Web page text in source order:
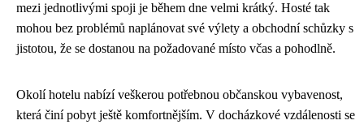
mezi jednotlivými spoji je během dne velmi krátký. Hosté tak
mohou bez problémů naplánovat své výlety a obchodní schůzky s
jistotou, že se dostanou na požadované místo včas a pohodlně.
Okolí hotelu nabízí veškerou potřebnou občanskou vybavenost,
která činí pobyt ještě komfortnějším. V docházkové vzdálenosti se